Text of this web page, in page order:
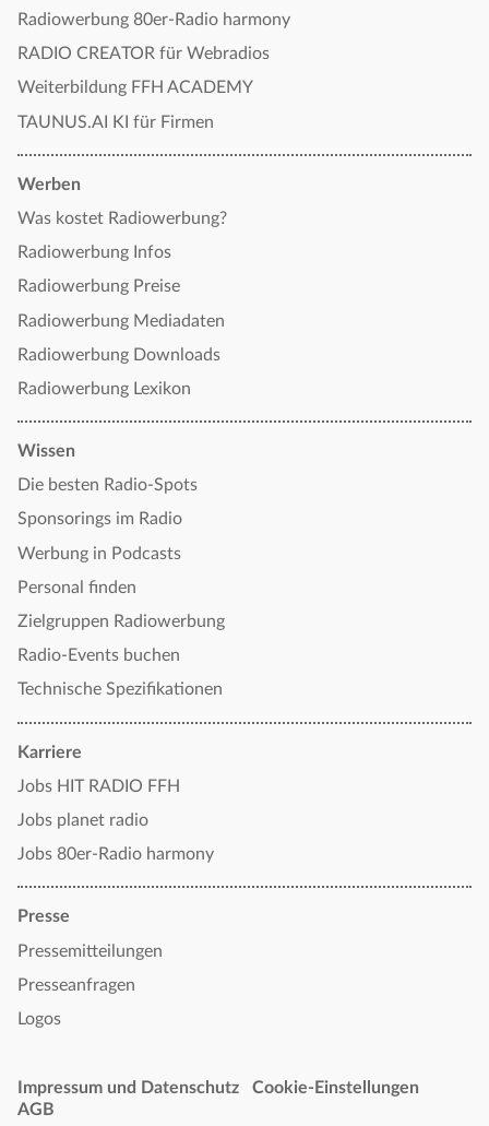
Radiowerbung 80er-Radio harmony
RADIO CREATOR für Webradios
Weiterbildung FFH ACADEMY
TAUNUS.AI KI für Firmen
Werben
Was kostet Radiowerbung?
Radiowerbung Infos
Radiowerbung Preise
Radiowerbung Mediadaten
Radiowerbung Downloads
Radiowerbung Lexikon
Wissen
Die besten Radio-Spots
Sponsorings im Radio
Werbung in Podcasts
Personal finden
Zielgruppen Radiowerbung
Radio-Events buchen
Technische Spezifikationen
Karriere
Jobs HIT RADIO FFH
Jobs planet radio
Jobs 80er-Radio harmony
Presse
Pressemitteilungen
Presseanfragen
Logos
Impressum und Datenschutz
Cookie-Einstellungen
AGB